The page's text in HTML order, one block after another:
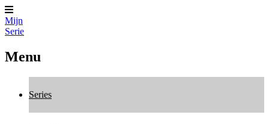
Mijn
Serie
Menu
Series